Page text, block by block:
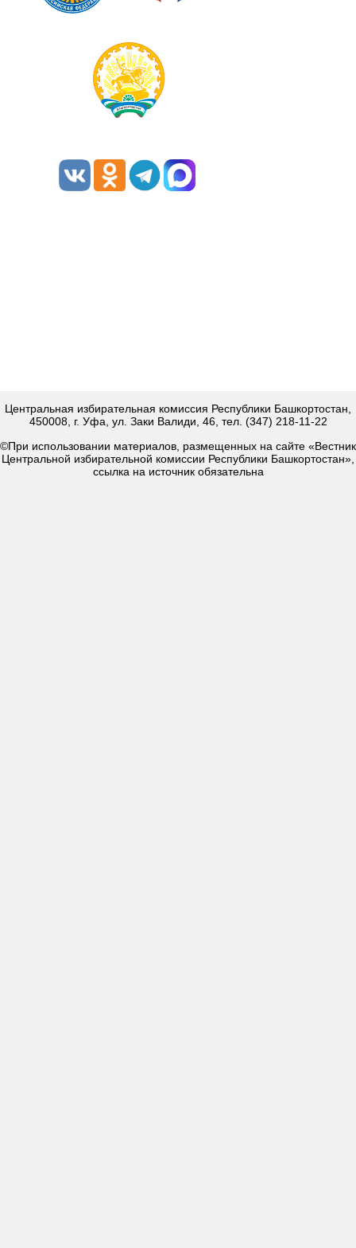
Центральная избирательная комиссия Республики Башкортостан,
450008, г. Уфа, ул. Заки Валиди, 46, тел. (347) 218-11-22
©При использовании материалов, размещенных на сайте «Вестник
Центральной избирательной комиссии Республики Башкортостан»,
ссылка на источник обязательна